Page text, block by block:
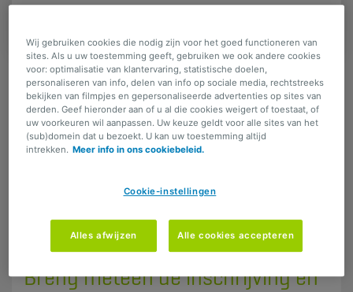
DELEN
​U bent toe aan een nieuwe auto. Zodra u een
gevonden hebt, wilt u uiteraard snel en met
een gerust gemoed de baan op. Zorg daarom
tijdig voor de inschrijving en een goede
verzekering.
Breng meteen de inschrijving en
Wij gebruiken cookies die nodig zijn voor het goed functioneren van
sites. Als u uw toestemming geeft, gebruiken we ook andere cookies
voor: optimalisatie van klantervaring, statistische doelen,
personaliseren van info, delen van info op sociale media, rechtstreeks
bekijken van filmpjes en gepersonaliseerde advertenties op sites van
derden. Geef hieronder aan of u al die cookies weigert of toestaat, of
uw voorkeuren wil aanpassen. Uw keuze geldt voor alle sites van het
(sub)domein dat u bezoekt. U kan uw toestemming altijd
intrekken. Meer info in ons cookiebeleid.
Cookie-instellingen
Alles afwijzen Alle cookies accepteren